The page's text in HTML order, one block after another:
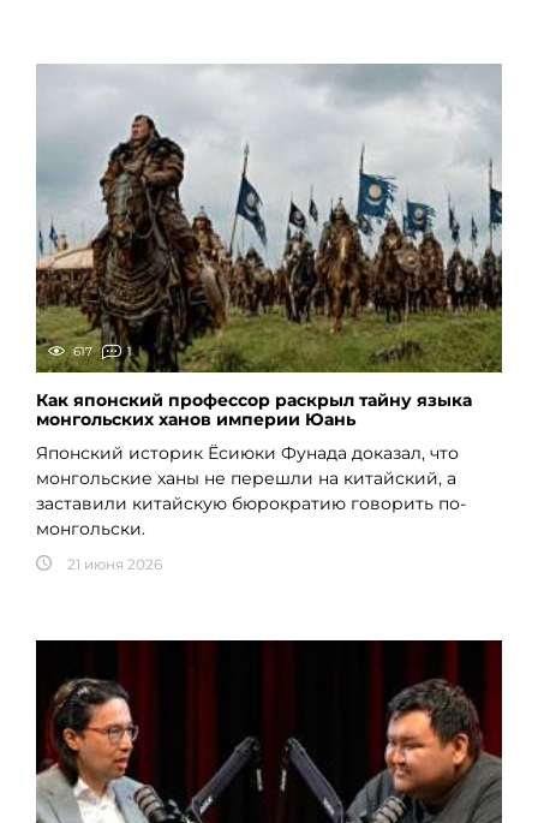
617 1
Как японский профессор раскрыл тайну языка
монгольских ханов империи Юань
Японский историк Ёсиюки Фунада доказал, что
монгольские ханы не перешли на китайский, а
заставили китайскую бюрократию говорить по-
монгольски.
21 июня 2026